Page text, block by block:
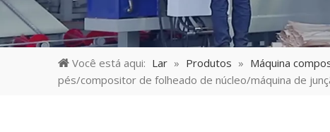
Você está aqui: Lar » Produtos » Máquina
pés/compositor de folheado de núcleo/máquina de